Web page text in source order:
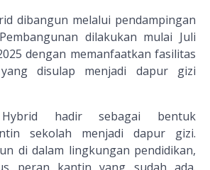
dibangun melalui pendampingan
dilakukan mulai Juli
dengan memanfaatkan fasilitas
disulap menjadi dapur gizi
hadir sebagai bentuk
sekolah menjadi dapur gizi.
di dalam lingkungan pendidikan,